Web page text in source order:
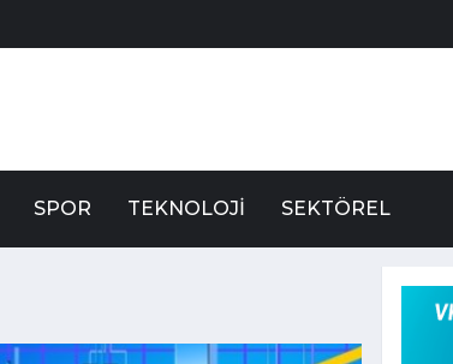
SPOR TEKNOLOJI SEKTÖREL